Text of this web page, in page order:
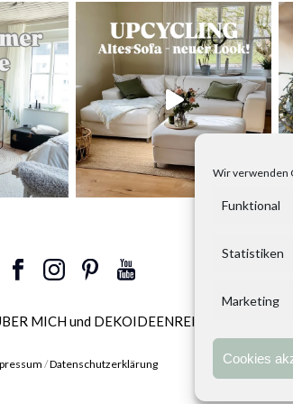
Wir verwenden
Funktional
Statistiken
Marketing
Cookies
MICH und DEKOIDEENREICH
/Datenschutzerklärung